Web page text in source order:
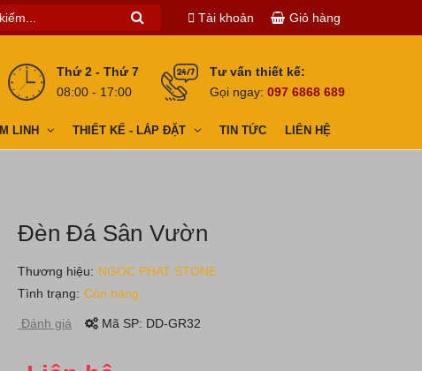
Tài khoản Giỏ hàng
Tư vấn thiết kế:
Gọi ngay: 097 6868 689
Thứ 2 - Thứ 7
08:00 - 17:00
LINH THIẾT KẾ - LẮP ĐẶT TIN TỨC LIÊN HỆ
Đèn Đá Sân Vườn
Thương hiệu: NGOC PHAT STONE
Tình trạng: Còn hàng
Đánh giá Mã SP: DD-GR32